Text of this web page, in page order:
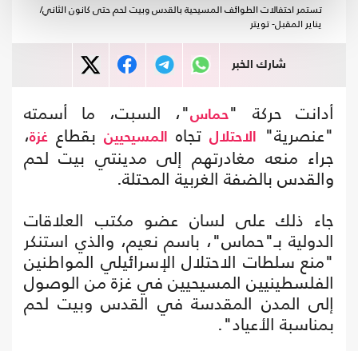
تستمر احتفالات الطوائف المسيحية بالقدس وبيت لحم حتى كانون الثاني/
يناير المقبل- تويتر
شارك الخبر
أدانت حركة "حماس"، السبت، ما أسمته
"عنصرية"
الاحتلال تجاه المسيحيين بقطاع غزة،
جراء منعه مغادرتهم إلى مدينتي بيت لحم
والقدس بالضفة الغربية المحتلة.
جاء ذلك على لسان عضو مكتب العلاقات
الدولية بـ"حماس"، باسم نعيم، والذي استنكر
"منع سلطات الاحتلال الإسرائيلي المواطنين
الفلسطينيين المسيحيين في غزة من الوصول
إلى المدن المقدسة في القدس وبيت لحم
بمناسبة الأعياد".